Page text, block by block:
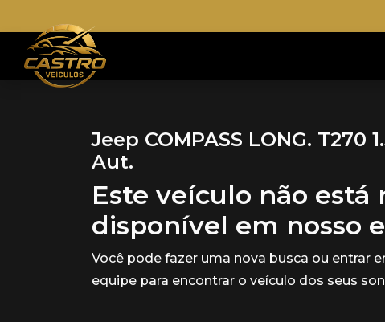
Jeep COMPASS LONG. T270
Aut.
Este veículo não está
disponível em nosso
Você pode fazer uma nova busca ou entrar
equipe para encontrar o veículo dos seus